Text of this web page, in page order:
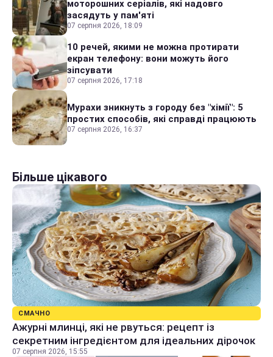
моторошних серіалів, які надовго
засядуть у пам'яті
07 серпня 2026, 18:09
10 речей, якими не можна протирати
екран телефону: вони можуть його
зіпсувати
07 серпня 2026, 17:18
Мурахи зникнуть з городу без "хімії": 5
простих способів, які справді працюють
07 серпня 2026, 16:37
Більше цікавого
СМАЧНО
Ажурні млинці, які не рвуться: рецепт із
секретним інгредієнтом для ідеальних дірочок
07 серпня 2026, 15:55